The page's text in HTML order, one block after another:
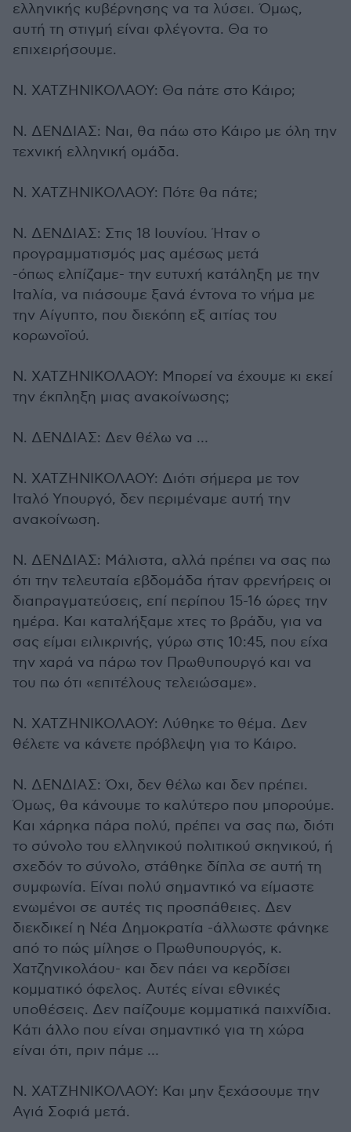
ελληνικής κυβέρνησης να τα λύσει. Όμως,
αυτή τη στιγμή είναι φλέγοντα. Θα το
επιχειρήσουμε.
Ν. ΧΑΤΖΗΝΙΚΟΛΑΟΥ: Θα πάτε στο Κάιρο;
Ν. ΔΕΝΔΙΑΣ: Ναι, θα πάω στο Κάιρο με όλη την
τεχνική ελληνική ομάδα.
Ν. ΧΑΤΖΗΝΙΚΟΛΑΟΥ: Πότε θα πάτε;
Ν. ΔΕΝΔΙΑΣ: Στις 18 Ιουνίου. Ήταν ο
προγραμματισμός μας αμέσως μετά
-όπως ελπίζαμε- την ευτυχή κατάληξη με την
Ιταλία, να πιάσουμε ξανά έντονα το νήμα με
την Αίγυπτο, που διεκόπη εξ αιτίας του
κορωνοϊού.
Ν. ΧΑΤΖΗΝΙΚΟΛΑΟΥ: Μπορεί να έχουμε κι εκεί
την έκπληξη μιας ανακοίνωσης;
Ν. ΔΕΝΔΙΑΣ: Δεν θέλω να …
Ν. ΧΑΤΖΗΝΙΚΟΛΑΟΥ: Διότι σήμερα με τον
Ιταλό Υπουργό, δεν περιμέναμε αυτή την
ανακοίνωση.
Ν. ΔΕΝΔΙΑΣ: Μάλιστα, αλλά πρέπει να σας πω
ότι την τελευταία εβδομάδα ήταν φρενήρεις οι
διαπραγματεύσεις, επί περίπου 15-16 ώρες την
ημέρα. Και καταλήξαμε χτες το βράδυ, για να
σας είμαι ειλικρινής, γύρω στις 10:45, που είχα
την χαρά να πάρω τον Πρωθυπουργό και να
του πω ότι «επιτέλους τελειώσαμε».
Ν. ΧΑΤΖΗΝΙΚΟΛΑΟΥ: Λύθηκε το θέμα. Δεν
θέλετε να κάνετε πρόβλεψη για το Κάιρο.
Ν. ΔΕΝΔΙΑΣ: Όχι, δεν θέλω και δεν πρέπει.
Όμως, θα κάνουμε το καλύτερο που μπορούμε.
Και χάρηκα πάρα πολύ, πρέπει να σας πω, διότι
το σύνολο του ελληνικού πολιτικού σκηνικού, ή
σχεδόν το σύνολο, στάθηκε δίπλα σε αυτή τη
συμφωνία. Είναι πολύ σημαντικό να είμαστε
ενωμένοι σε αυτές τις προσπάθειες. Δεν
διεκδικεί η Νέα Δημοκρατία -άλλωστε φάνηκε
από το πώς μίλησε ο Πρωθυπουργός, κ.
Χατζηνικολάου- και δεν πάει να κερδίσει
κομματικό όφελος. Αυτές είναι εθνικές
υποθέσεις. Δεν παίζουμε κομματικά παιχνίδια.
Κάτι άλλο που είναι σημαντικό για τη χώρα
είναι ότι, πριν πάμε …
Ν. ΧΑΤΖΗΝΙΚΟΛΑΟΥ: Και μην ξεχάσουμε την
Αγιά Σοφιά μετά.